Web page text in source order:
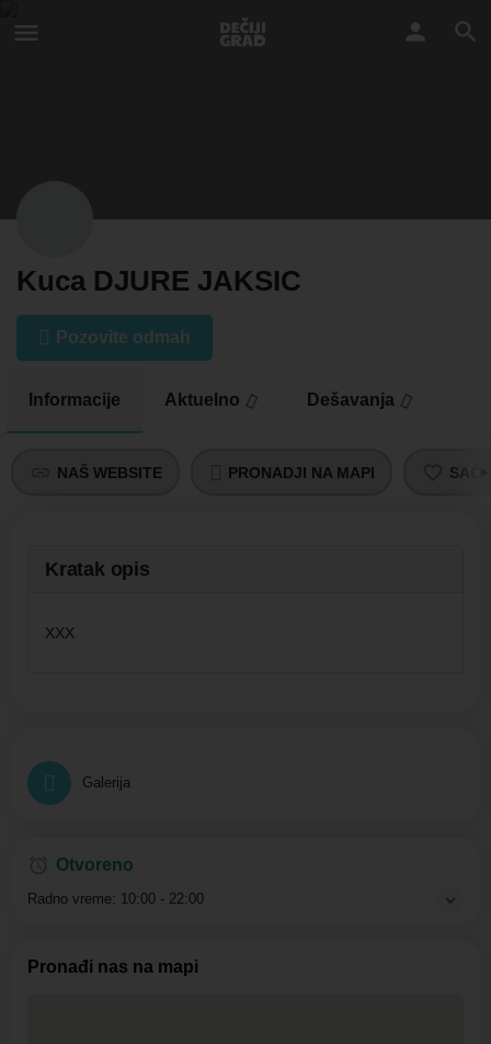
Kuca DJURE JAKSIC
Pozovite odmah
Informacije Aktuelno Dešavanja
NAŠ WEBSITE PRONADJI NA MAPI
Kratak opis
XXX
Galerija
Otvoreno
Radno vreme: 10:00 - 22:00
Pronađi nas na mapi